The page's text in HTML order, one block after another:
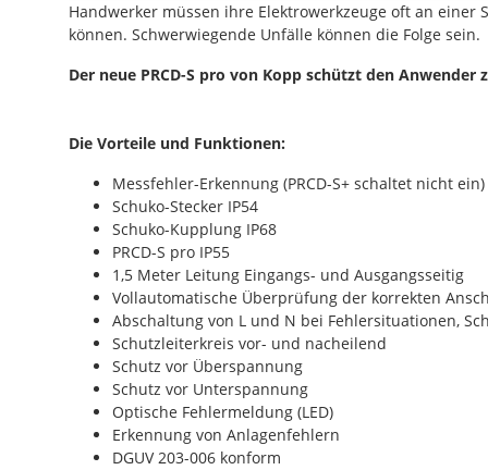
Handwerker müssen ihre Elektrowerkzeuge oft an
können. Schwerwiegende Unfälle können die Folge sein.
Der neue PRCD-S pro von Kopp schützt den
Die Vorteile und Funktionen:
Messfehler-Erkennung (PRCD-S+ schaltet nicht ein)
Schuko-Stecker IP54
Schuko-Kupplung IP68
PRCD-S pro IP55
1,5 Meter Leitung Eingangs- und Ausgangsseitig
Vollautomatische Überprüfung der korrekten
Abschaltung von L und N bei Fehlersituationen,
Schutzleiterkreis vor- und nacheilend
Schutz vor Überspannung
Schutz vor Unterspannung
Optische Fehlermeldung (LED)
Erkennung von Anlagenfehlern
DGUV 203-006 konform